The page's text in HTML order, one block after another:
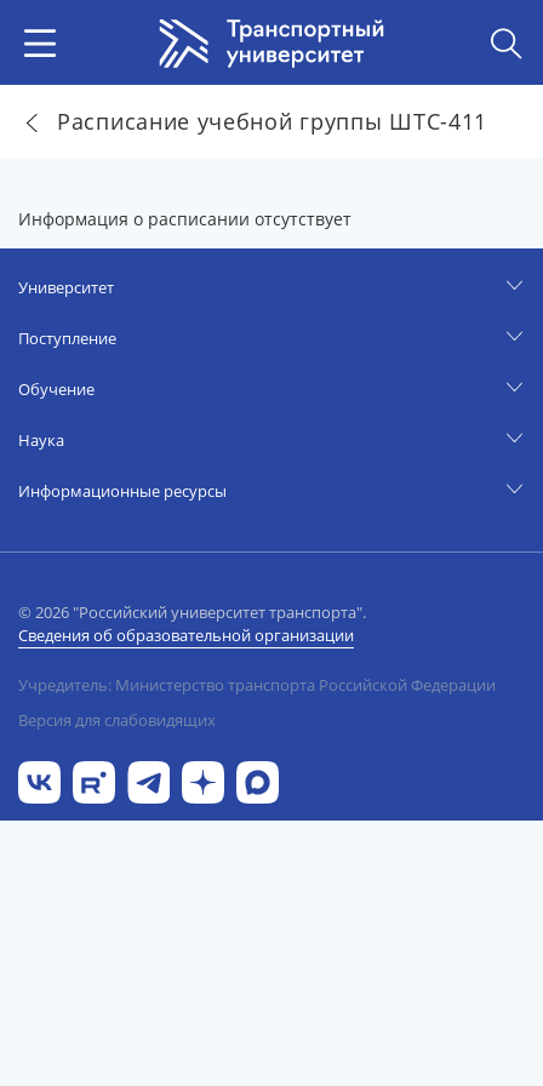
Расписание учебной группы ШТС-411
Информация о расписании отсутствует
Университет
Поступление
Обучение
Наука
Информационные ресурсы
© 2026 "Российский университет транспорта".
Сведения об образовательной организации
Учредитель: Министерство транспорта Российской Федерации
Версия для слабовидящих